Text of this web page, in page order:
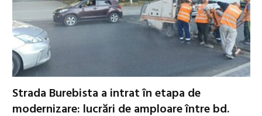
Strada Burebista a intrat în etapa de
modernizare: lucrări de amploare între bd.